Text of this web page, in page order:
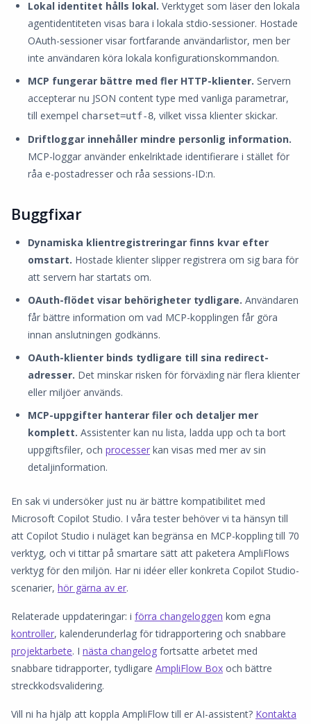
Lokal identitet hålls lokal. Verktyget som läser den lokala
agentidentiteten visas bara i lokala stdio-sessioner. Hostade
OAuth-sessioner visar fortfarande användarlistor, men ber
inte användaren köra lokala konfigurationskommandon.
MCP fungerar bättre med fler HTTP-klienter. Servern
accepterar nu JSON content type med vanliga parametrar,
till exempel charset=utf-8, vilket vissa klienter skickar.
Driftloggar innehåller mindre personlig information.
MCP-loggar använder enkelriktade identifierare i stället för
råa e-postadresser och råa sessions-ID:n.
Buggfixar
Dynamiska klientregistreringar finns kvar efter
omstart. Hostade klienter slipper registrera om sig bara för
att servern har startats om.
OAuth-flödet visar behörigheter tydligare. Användaren
får bättre information om vad MCP-kopplingen får göra
innan anslutningen godkänns.
OAuth-klienter binds tydligare till sina redirect-
adresser. Det minskar risken för förväxling när flera klienter
eller miljöer används.
MCP-uppgifter hanterar filer och detaljer mer
komplett. Assistenter kan nu lista, ladda upp och ta bort
uppgiftsfiler, och processer kan visas med mer av sin
detaljinformation.
En sak vi undersöker just nu är bättre kompatibilitet med
Microsoft Copilot Studio. I våra tester behöver vi ta hänsyn till
att Copilot Studio i nuläget kan begränsa en MCP-koppling till 70
verktyg, och vi tittar på smartare sätt att paketera AmpliFlows
verktyg för den miljön. Har ni idéer eller konkreta Copilot Studio-
scenarier, hör gärna av er.
Relaterade uppdateringar: i förra changeloggen kom egna
kontroller, kalenderunderlag för tidrapportering och snabbare
projektarbete. I nästa changelog fortsatte arbetet med
snabbare tidrapporter, tydligare AmpliFlow Box och bättre
streckkodsvalidering.
Vill ni ha hjälp att koppla AmpliFlow till er AI-assistent? Kontakta